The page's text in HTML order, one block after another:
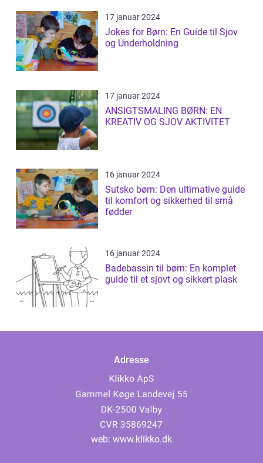
17 januar 2024
Jokes for Børn: En Guide til Sjov
og Underholdning
17 januar 2024
ANSIGTSMALING BØRN: EN
KREATIV OG SJOV AKTIVITET
16 januar 2024
Sutsko børn: Den ultimative guide
til komfort og sikkerhed til små
fødder
16 januar 2024
Badebassin til børn: En komplet
guide til et sjovt og sikkert plask
Adresse
web: www.klikko.dk